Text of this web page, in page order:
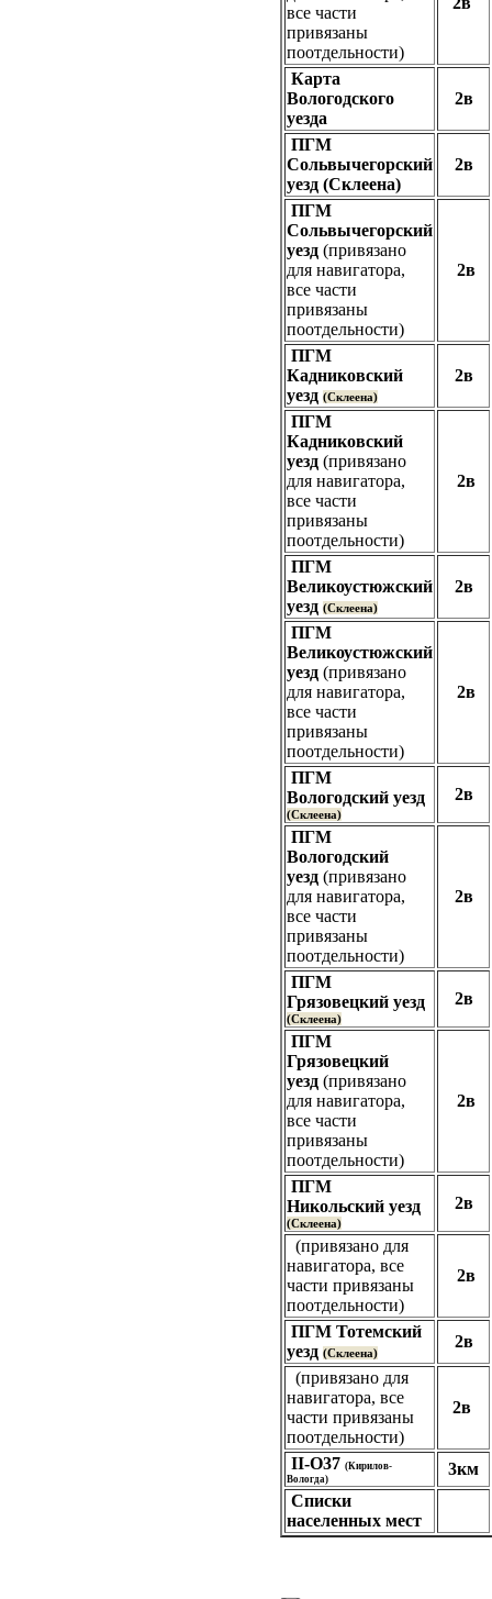
все части
привязаны
поотдельности)
Карта
Вологодского
уезда
2в
ПГМ
Сольвычегорcкий
уезд (Склеена)
2в
ПГМ
Сольвычегорcкий
уезд (привязано
для навигатора,
все части
привязаны
поотдельности)
2в
ПГМ
Кадниковcкий
уезд (Склеена)
2в
ПГМ
Кадниковcкий
уезд (привязано
для навигатора,
все части
привязаны
поотдельности)
2в
ПГМ
Великоустюжcкий
уезд (Склеена)
2в
ПГМ
Великоустюжcкий
уезд (привязано
для навигатора,
все части
привязаны
поотдельности)
2в
ПГМ
Вологодский уезд
(Склеена)
2в
ПГМ
Вологодский
уезд (привязано
для навигатора,
все части
привязаны
поотдельности)
2в
ПГМ
Грязовецкий уезд
(Склеена)
2в
ПГМ
Грязовецкий
уезд (привязано
для навигатора,
все части
привязаны
поотдельности)
2в
ПГМ
Никольский уезд
(Склеена)
2в
(привязано для
навигатора, все
части привязаны
поотдельности)
2в
ПГМ Тотемский
уезд (Склеена)
2в
(привязано для
навигатора, все
части привязаны
поотдельности)
2в
II-O37 (Кирилов-
Вологда)
3км
Списки
населенных мест